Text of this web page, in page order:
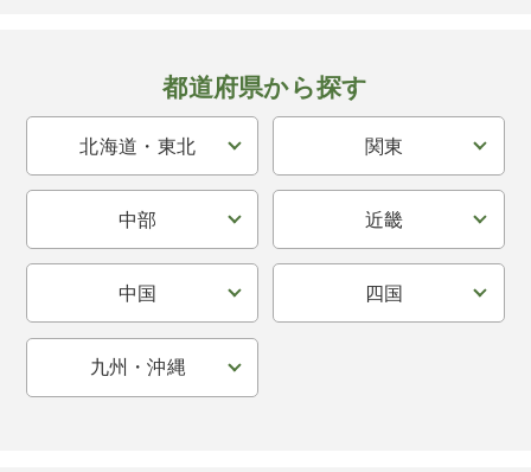
都道府県から探す
北海道・東北 関東
中部 近畿
中国 四国
九州・沖縄